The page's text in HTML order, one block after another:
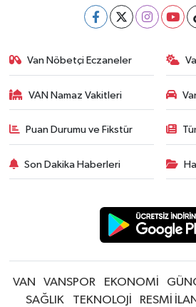
Van Nöbetçi Eczaneler
VAN Namaz Vakitleri
Puan Durumu ve Fikstür
Son Dakika Haberleri
VAN VANSPOR EKONOMİ
SAĞLIK
TEKNOLOJİ RESMİ